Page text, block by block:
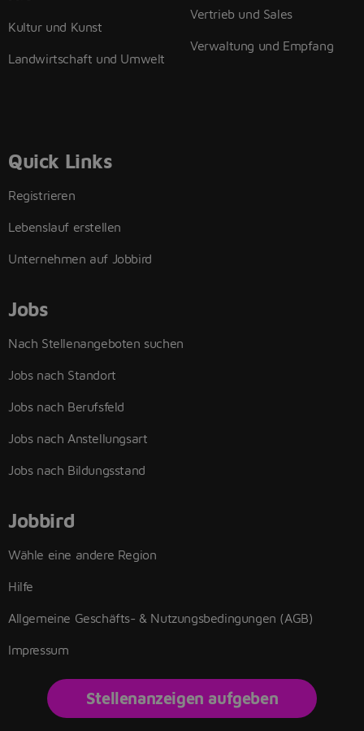
Kultur und Kunst
Landwirtschaft und Umwelt
Vertrieb und Sales
Verwaltung und Empfang
Quick Links
Registrieren
Lebenslauf erstellen
Unternehmen auf Jobbird
Jobs
Nach Stellenangeboten suchen
Jobs nach Standort
Jobs nach Berufsfeld
Jobs nach Anstellungsart
Jobs nach Bildungsstand
Jobbird
Wähle eine andere Region
Hilfe
Allgemeine Geschäfts- & Nutzungsbedingungen (AGB)
Impressum
Stellenanzeigen aufgeben